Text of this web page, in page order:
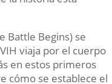
Battle Begins) se
viaja por el cuerpo
en estos primeros
cómo se establece el